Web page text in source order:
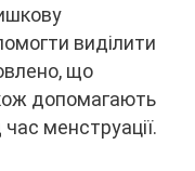
виділити
що
допомагають
менструації.